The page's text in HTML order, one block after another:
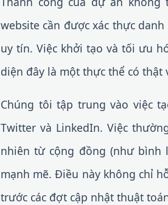
website cần được xác thực
uy tín. Việc khởi tạo và tối ưu
diện đây là một thực thể có thật
Chúng tôi tập trung vào việc
Twitter và LinkedIn. Việc
nhiên từ cộng đồng (như bình
mạnh mẽ. Điều này không chỉ
trước các đợt cập nhật thuật